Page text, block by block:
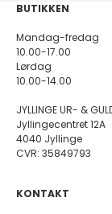
BUTIKKEN
Mandag-fredag
10.00-17.00
Lørdag
10.00-14.00
JYLLINGE UR- &
Jyllingecentret 12A
4040 Jyllinge
CVR: 35849793
KONTAKT